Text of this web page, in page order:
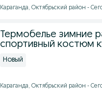
Караганда, Октябрьский район -
Термобелье зимние
спортивный костюм
Новый
Караганда, Октябрьский район -